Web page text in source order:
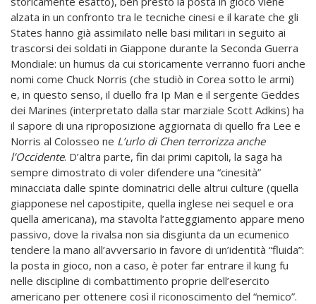
alzata in un confronto tra le tecniche cinesi e il karate che gli
States hanno già assimilato nelle basi militari in seguito ai
trascorsi dei soldati in Giappone durante la Seconda Guerra
Mondiale: un humus da cui storicamente verranno fuori anche
nomi come Chuck Norris (che studiò in Corea sotto le armi)
e, in questo senso, il duello fra Ip Man e il sergente Geddes
dei Marines (interpretato dalla star marziale Scott Adkins) ha
il sapore di una riproposizione aggiornata di quello fra Lee e
Norris al Colosseo ne L’urlo di Chen terrorizza anche
l’Occidente. D’altra parte, fin dai primi capitoli, la saga ha
sempre dimostrato di voler difendere una “cinesità”
minacciata dalle spinte dominatrici delle altrui culture (quella
giapponese nel capostipite, quella inglese nei sequel e ora
quella americana), ma stavolta l’atteggiamento appare meno
passivo, dove la rivalsa non sia disgiunta da un ecumenico
tendere la mano all’avversario in favore di un’identità “fluida”:
la posta in gioco, non a caso, è poter far entrare il kung fu
nelle discipline di combattimento proprie dell’esercito
americano per ottenere così il riconoscimento del “nemico”.